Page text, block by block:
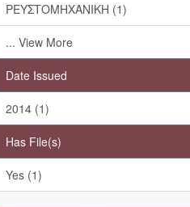
ΡΕΥΣΤΟΜΗΧΑΝΙΚΗ (1)
... View More
Date Issued
2014 (1)
Has File(s)
Yes (1)